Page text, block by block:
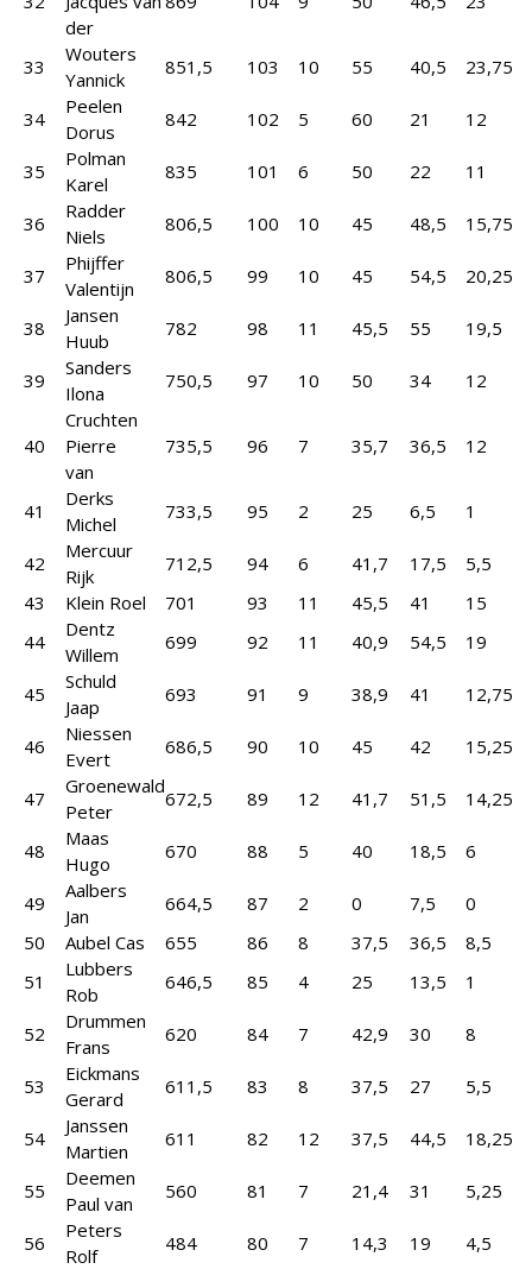
der
33
Wouters
Yannick
851,5 103 10 55 40,5 23,75
34
Peelen
Dorus
842 102 5 60 21 12
35
Polman
Karel
835 101 6 50 22 11
36
Radder
Niels
806,5 100 10 45 48,5 15,75
37
Phijffer
Valentijn
806,5 99 10 45 54,5 20,25
38
Jansen
Huub
782 98 11 45,5 55 19,5
39
Sanders
Ilona
750,5 97 10 50 34 12
40
Cruchten
Pierre
van
735,5 96 7 35,7 36,5 12
41
Derks
Michel
733,5 95 2 25 6,5 1
42
Mercuur
Rijk
712,5 94 6 41,7 17,5 5,5
43 Klein Roel 701 93 11 45,5 41
15
44
Dentz
Willem
699 92 11 40,9 54,5 19
45
Schuld
Jaap
693 91 9 38,9 41 12,75
46
Niessen
Evert
686,5 90 10 45 42 15,25
47
Groenewald
Peter
672,5 89 12 41,7 51,5 14,25
48
Maas
Hugo
670 88 5 40 18,5 6
49
Aalbers
Jan
664,5 87 2 0 7,5
0
50 Aubel Cas 655 86 8 37,5 36,5 8,5
51
Lubbers
Rob
646,5 85 4 25 13,5 1
52
Drummen
Frans
620 84 7 42,9 30 8
53
Eickmans
Gerard
611,5 83 8 37,5 27 5,5
54
Janssen
Martien
611 82 12 37,5 44,5 18,25
55
Deemen
Paul van
560 81 7 21,4 31 5,25
56
Peters
Rolf
484 80 7 14,3 19 4,5